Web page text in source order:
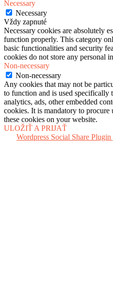
Necessary
Necessary
Vždy zapnuté
Necessary cookies are absolutely
function properly. This category
basic functionalities and security
cookies do not store any personal
Non-necessary
Non-necessary
Any cookies that may not be
to function and is used specifically
analytics, ads, other embedded
cookies. It is mandatory to procure
these cookies on your website.
ULOŽIŤ A PRIJAŤ
Wordpress Social Share Plugin